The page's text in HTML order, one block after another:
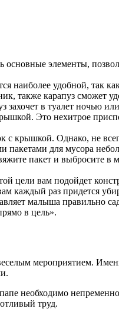
основные элементы,
наиболее удобной, так
также карапуз сможет
в туалет ночью
Это нехитрое
крышкой. Однако, не
для мусора
пакет и выбросите
цели вам подойдет
каждый раз придется
малыша правильно
в цель».
мероприятием.
необходимо непременно
труд.